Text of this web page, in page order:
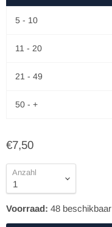
5 - 10
11 - 20
21 - 49
50 - +
€7,50
Anzahl
Voorraad: 48 beschikbaar